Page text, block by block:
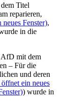
Titel
reparieren,
Fenster),
in die
mit dem
– Für die
und deren
ein neues
) wurde in